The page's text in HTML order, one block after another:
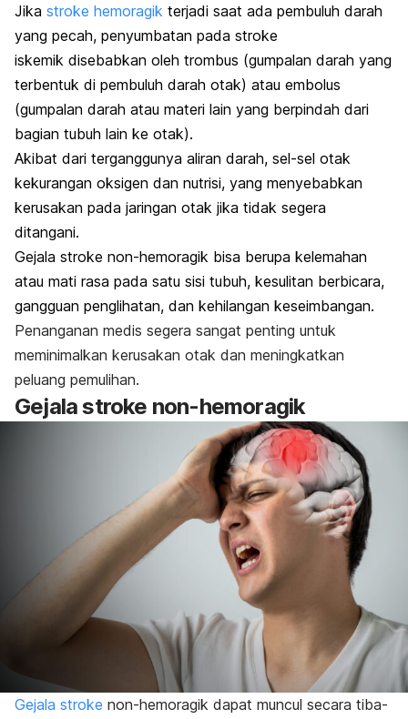
Jika stroke hemoragik terjadi saat ada pembuluh darah
yang pecah, penyumbatan pada stroke
iskemik disebabkan oleh trombus (gumpalan darah yang
terbentuk di pembuluh darah otak) atau embolus
(gumpalan darah atau materi lain yang berpindah dari
bagian tubuh lain ke otak).
Akibat dari terganggunya aliran darah, sel-sel otak
kekurangan oksigen dan nutrisi, yang menyebabkan
kerusakan pada jaringan otak jika tidak segera
ditangani.
Gejala stroke non-hemoragik bisa berupa kelemahan
atau mati rasa pada satu sisi tubuh, kesulitan berbicara,
gangguan penglihatan, dan kehilangan keseimbangan.
Penanganan medis segera sangat penting untuk
meminimalkan kerusakan otak dan meningkatkan
peluang pemulihan.
Gejalastroke non-hemoragik
Gejala stroke non-hemoragik dapat muncul secara tiba-